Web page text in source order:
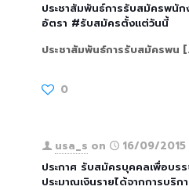
ประชาสัมพันธ์การรับสมัครพนัก
อัตรา #รับสมัครตั้งแต่วันนี้
ประชาสัมพันธ์การรับสมัครพน
0
usa_s on
16/09/2015
ประกาศ รับสมัครบุคคลเพื่อบร
ประมาณเงินรายได้จากการบริก